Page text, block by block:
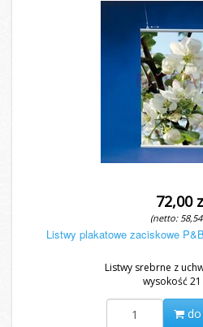
72,00
(netto: 58,54
Listwy plakatowe zaciskowe
Listwy srebrne z
wysokość